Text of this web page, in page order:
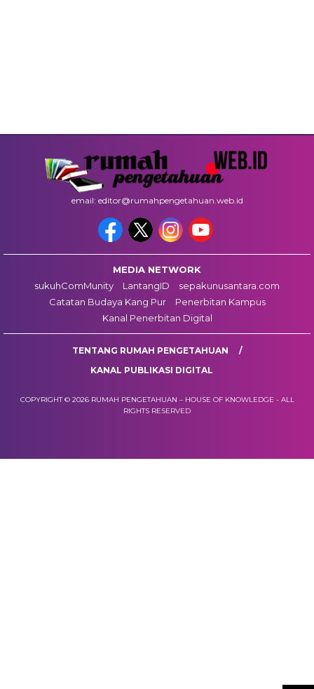
email: editor@rumahpengetahuan.web.id
MEDIA NETWORK
sukuhComMunity
LantangID
sepakunusantara.com
Catatan Budaya Kang Pur
Penerbitan Kampus
Kanal Penerbitan Digital
TENTANG RUMAH PENGETAHUAN
KANAL PUBLIKASI DIGITAL
COPYRIGHT © 2026 RUMAH PENGETAHUAN – HOUSE OF KNOWLEDGE - ALL
RIGHTS RESERVED